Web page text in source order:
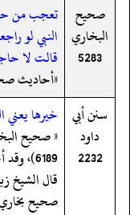
صحيح
البخاري
5283
تعجب من
النبي لو
قالت لا
«أحاديث
سنن أبي
داود
2232
خيرها يعني
6189)، وقد أخرجہ: مسند احمد (1/281، 361) (صحیح) »
قال الشيخ
صحيح بخاري